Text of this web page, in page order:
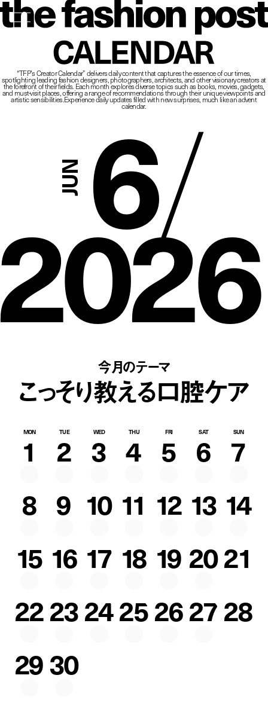
CALENDAR
“TFP’s Creator Calendar” delivers daily content that captures the essence of our times,
spotlighting leading fashion designers, photographers, architects, and other visionary creators at
the forefront of their fields.Each month explores diverse topics such as books, movies, gadgets,
and must-visit places,offering a range of recommendations through their unique viewpoints and
artistic sensibilities.Experience daily updates filled with new surprises, much like an advent
calendar.
6/
今月のテーマ
こっそり教える口腔ケア
MON TUE WED THU FRI SAT SUN
1 2 3 4 5 6 7
8 9 10 11 12 13 14
15 16 17 18 19 2021
22232425262728
2930